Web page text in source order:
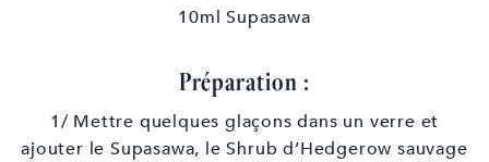
10ml Supasawa
Préparation :
1/ Mettre quelques glaçons dans un verre et
ajouter le Supasawa, le Shrub d’Hedgerow sauvage